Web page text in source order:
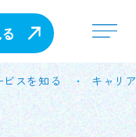
ビスを知る キャリ